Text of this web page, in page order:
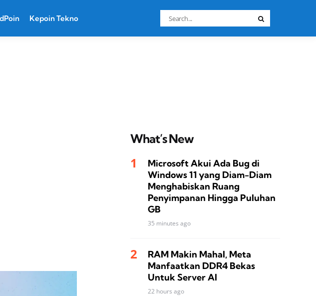
Kepoin Tekno
Search
for:
What’s New
Microsoft Akui Ada Bug di
Windows 11 yang Diam-Diam
Menghabiskan Ruang
Penyimpanan Hingga Puluhan
GB
35 minutes ago
RAM Makin Mahal, Meta
Manfaatkan DDR4 Bekas
Untuk Server AI
22 hours ago